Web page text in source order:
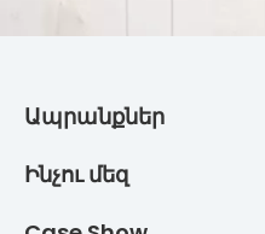
Ապրանքներ
Ինչու մեզ